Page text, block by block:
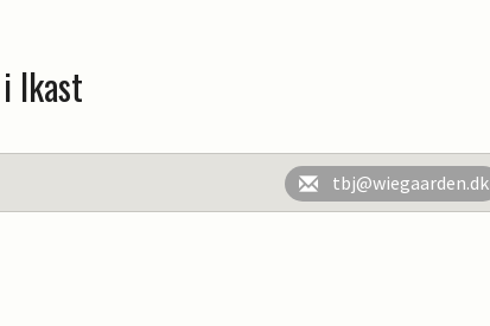
Ikast
tbj@wiegaarden.dk